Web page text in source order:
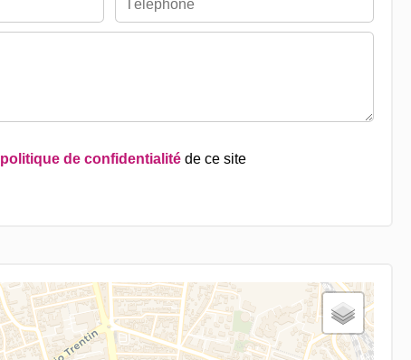
politique de confidentialitéde ce site